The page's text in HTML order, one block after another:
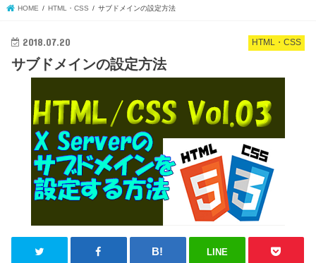
HOME HTML・CSS サブドメインの設定方法
HTML・CSS
2018.07.20
サブドメインの設定方法
LINE